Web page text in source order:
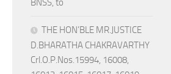
BNSS, to
THE HON’BLE MR.JUSTICE
D.BHARATHA CHAKRAVARTHY
Crl.O.P.Nos.15994, 16008,